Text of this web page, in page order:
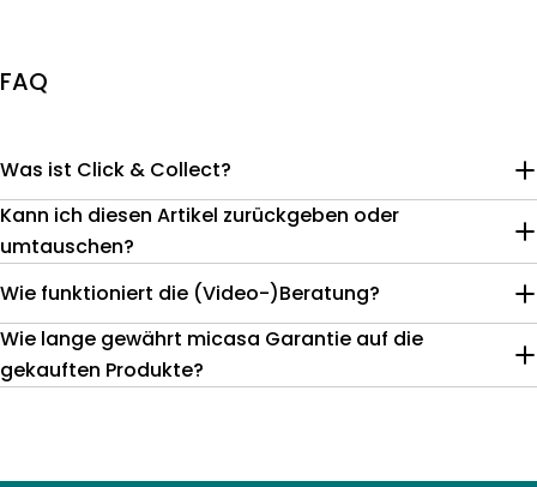
FAQ
Was ist Click & Collect?
Kann ich diesen Artikel zurückgeben oder
umtauschen?
Wie funktioniert die (Video-)Beratung?
Wie lange gewährt micasa Garantie auf die
gekauften Produkte?